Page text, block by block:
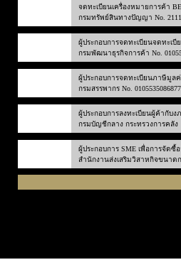
จดทะเบียนเครื่องหมายการค้า
กรมทรัพย์สินทางปัญญา No.
ผู้ประกอบการจดทะเบียนจดทะเ
กรมพัฒนาธุรกิจการค้า No.
ผู้ประกอบการจดทะเบียนภาษีมูล
กรมสรรพากร No. 0105535086877
ผู้ประกอบการลงทะเบียนผู้ค้ากับง
กรมบัญชีกลาง กระทรวงการคลัง
ผู้ประกอบการ SME เพื่อการจัดซื้
สำนักงานส่งเสริมวิสาหกิจขนาด